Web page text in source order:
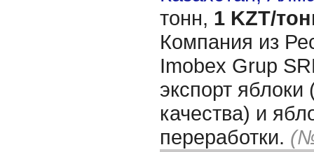
тонн, 1 KZT/
Компания из
Imobex Grup
экспорт яблоки
качества) и
переработки.